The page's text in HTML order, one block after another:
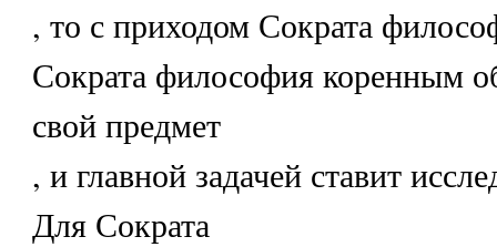
, то с приходом Сократа
Сократа философия коренным
свой предмет
, и главной задачей ставит
Для Сократа